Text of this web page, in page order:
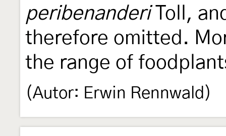
peribenanderiToll,
therefore omitted.
the range of
(Autor: Erwin Rennwald)